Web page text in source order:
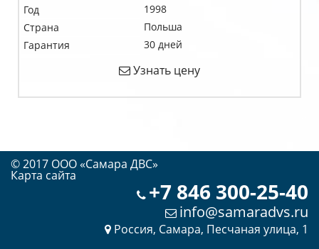
Год
1998
Страна
Польша
Гарантия
30 дней
Узнать цену
© 2017 OOO «Самара ДВС»
Карта сайта
+7 846 300-25-40
info@samaradvs.ru
Россия, Самара, Песчаная улица, 1